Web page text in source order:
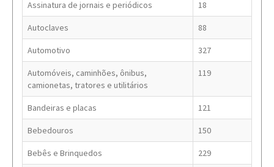
Assinatura de jornais e periódicos 18
Autoclaves 88
Automotivo 327
Automóveis, caminhões, ônibus,
camionetas, tratores e utilitários
119
Bandeiras e placas 121
Bebedouros 150
Bebês e Brinquedos 229